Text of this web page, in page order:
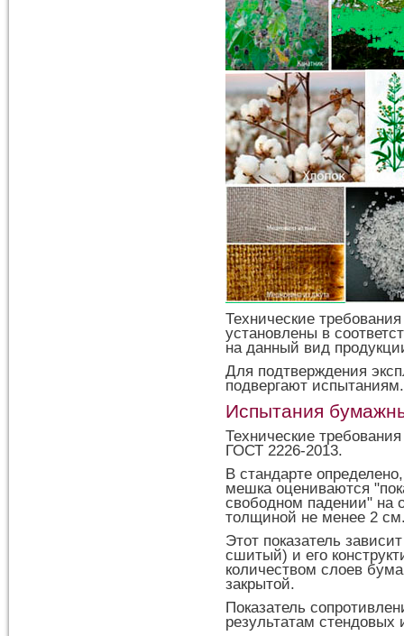
Технические
установлены в
на данный вид
Для подтверждения
подвергают
Испытания
Технические
ГОСТ 2226-2013.
В стандарте
мешка оцениваются
свободном падении" на
толщиной не менее 2
Этот показатель
сшитый) и его
количеством слоев
закрытой.
Показатель
результатам стендовых